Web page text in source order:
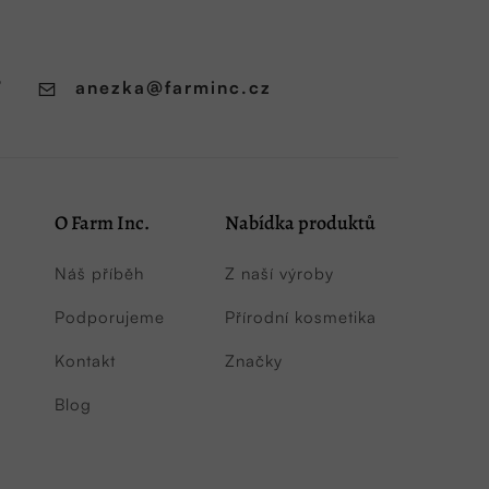
anezka @farminc.cz
O Farm Inc.
Náš příběh
Podporujeme
Kontakt
Blog
Nabídka produktů
Z naší výroby
Přírodní kosmetika
Značky